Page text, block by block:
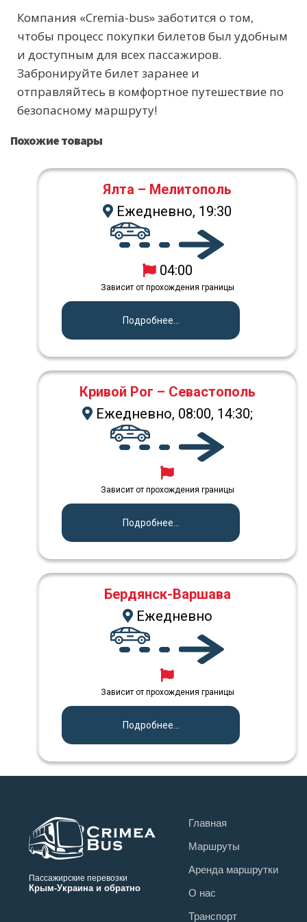
Компания «Cremia-bus» заботится о том,
чтобы процесс покупки билетов был удобным
и доступным для всех пассажиров.
Забронируйте билет заранее и
отправляйтесь в комфортное путешествие по
безопасному маршруту!
Похожие товары
Ялта – Мелитополь
Ежедневно, 19:30
04:00
Зависит от прохождения границы
Подробнее...
Кривой Рог – Севастополь
Ежедневно, 08:00, 14:30;
Зависит от прохождения границы
Подробнее...
Бердянск-Варшава
Ежедневно
Зависит от прохождения границы
Подробнее...
Пассажирские перевозки
Крым-Украина и обратно
Главная
Маршруты
Аренда маршрутки
О нас
Транспорт